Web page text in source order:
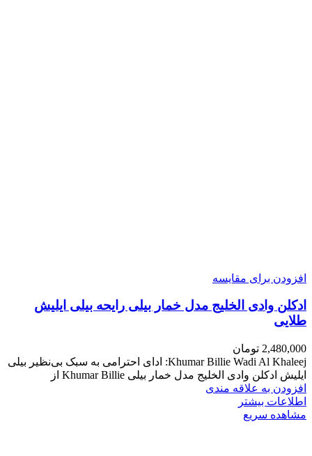
افزودن برای مقایسه
ادکلن وادی الخلیج مدل خمار بیلی رایحه بیلی ایلیش
طلایی
2,480,000 تومان
Khumar Billie Wadi Al Khaleej: ادای احترامی به سبک بی‌نظیر بیلی
ایلیش ادکلن وادی الخلیج مدل خمار بیلی Khumar Billie از
افزودن به علاقه مندی
اطلاعات بیشتر
مشاهده سریع